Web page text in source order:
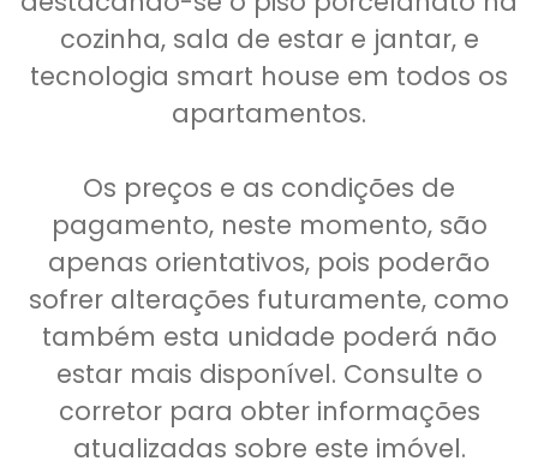
cozinha, sala de estar e jantar, e
tecnologia smart house em todos os
apartamentos.
Os preços e as condições de
pagamento, neste momento, são
apenas orientativos, pois poderão
sofrer alterações futuramente, como
também esta unidade poderá não
estar mais disponível. Consulte o
corretor para obter informações
atualizadas sobre este imóvel.